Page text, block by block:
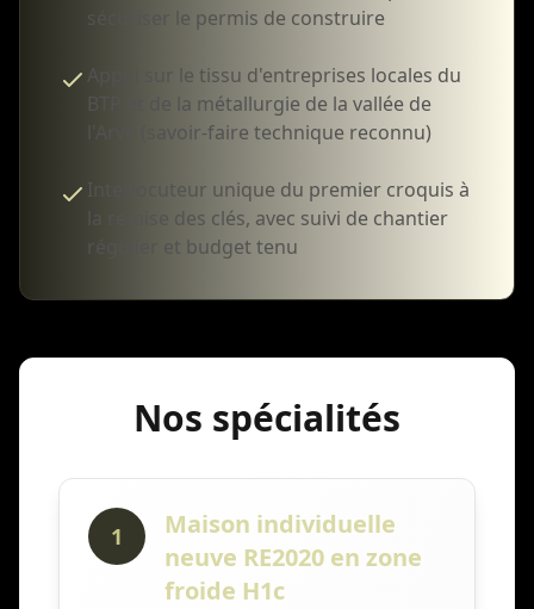
sécuriser le permis de construire
Appui sur le tissu d'entreprises locales du
BTP et de la métallurgie de la vallée de
l'Arve (savoir-faire technique reconnu)
Interlocuteur unique du premier croquis à
la remise des clés, avec suivi de chantier
régulier et budget tenu
Nos spécialités
1
Maison individuelle
neuve RE2020 en zone
froide H1c